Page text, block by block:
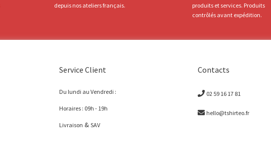
depuis nos ateliers français.
produits et services. Produits
contrôlés avant expédition.
Service Client
Du lundi au Vendredi :
Horaires : 09h - 19h
Livraison &SAV
Contacts
02 59 16 17 81
hello@tshirteo.fr